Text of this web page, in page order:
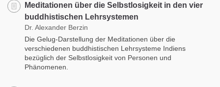
Meditationen über die Selbstlosigkeit in den vier
buddhistischen Lehrsystemen
Dr. Alexander Berzin
Die Gelug-Darstellung der Meditationen über die
verschiedenen buddhistischen Lehrsysteme Indiens
bezüglich der Selbstlosigkeit von Personen und
Phänomenen.